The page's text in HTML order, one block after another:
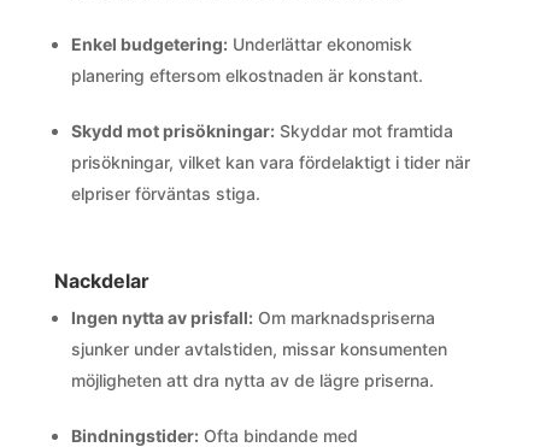
Enkel budgetering:Underlättar ekonomisk
planering eftersom elkostnaden är konstant.
Skydd mot prisökningar:Skyddar mot framtida
prisökningar, vilket kan vara fördelaktigt i tider när
elpriser förväntas stiga.
Nackdelar
Ingen nytta av prisfall:Om marknadspriserna
sjunker under avtalstiden, missar konsumenten
möjligheten att dra nytta av de lägre priserna.
Bindningstider:Ofta bindande med